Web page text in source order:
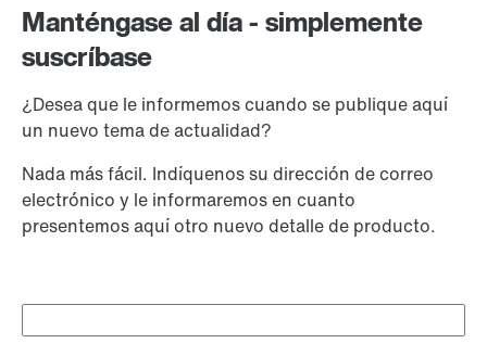
Manténgase al día - simplemente
suscríbase
¿Desea que le informemos cuando se publique aquí
un nuevo tema de actualidad?
Nada más fácil. Indíquenos su dirección de correo
electrónico y le informaremos en cuanto
presentemos aquí otro nuevo detalle de producto.